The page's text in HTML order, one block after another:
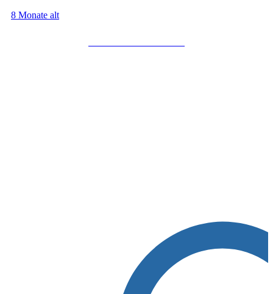
8 Monate alt